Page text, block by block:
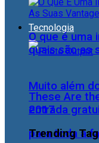
Tecnologia
Muito além
entrada
para toda a
O que é uma
quais são as
These Are
2017
Trending